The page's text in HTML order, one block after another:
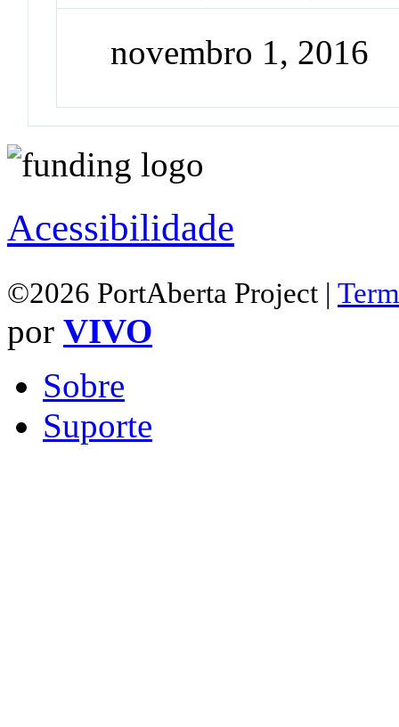
novembro 1, 2016
Acessibilidade
©2026 PortAberta Project |
por VIVO
Sobre
Suporte